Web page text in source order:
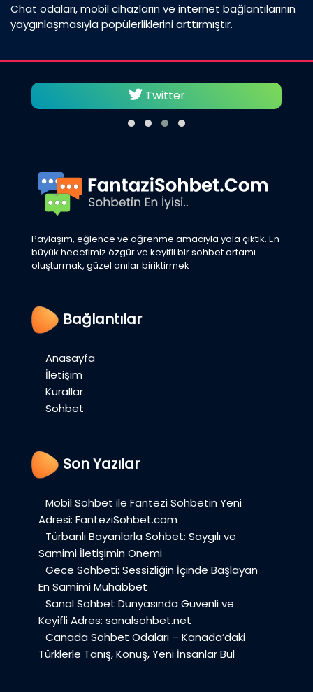
Chat odaları, mobil cihazların ve internet bağlantılarının
yaygınlaşmasıyla popülerliklerini arttırmıştır.
Twitter
Paylaşım, eğlence ve öğrenme amacıyla yola çıktık. En
büyük hedefimiz özgür ve keyifli bir sohbet ortamı
oluşturmak, güzel anılar biriktirmek
Bağlantılar
Anasayfa
İletişim
Kurallar
Sohbet
Son Yazılar
Mobil Sohbet ile Fantezi Sohbetin Yeni
Adresi: FanteziSohbet.com
Türbanlı Bayanlarla Sohbet: Saygılı ve
Samimi İletişimin Önemi
Gece Sohbeti: Sessizliğin İçinde Başlayan
En Samimi Muhabbet
Sanal Sohbet Dünyasında Güvenli ve
Keyifli Adres: sanalsohbet.net
Canada Sohbet Odaları – Kanada’daki
Türklerle Tanış, Konuş, Yeni İnsanlar Bul